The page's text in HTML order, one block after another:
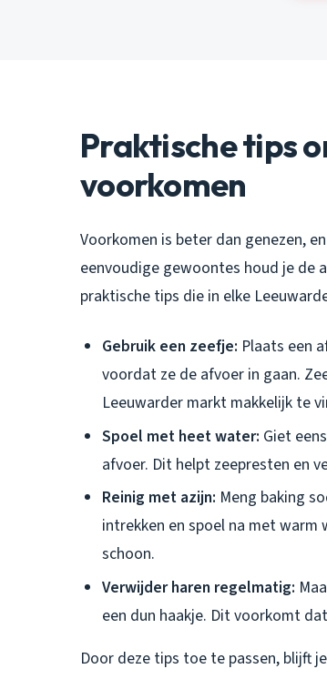
Praktische tips
voorkomen
Voorkomen is beter dan genezen,
eenvoudige gewoontes houd je de
praktische tips die in elke
Gebruik een zeefje: Plaats een
voordat ze de afvoer in gaan.
Leeuwarder markt makkelijk te
Spoel met heet water: Giet
afvoer. Dit helpt zeepresten en
Reinig met azijn: Meng baking
intrekken en spoel na met
schoon.
Verwijder haren regelmatig:
een dun haakje. Dit voorkomt
Door deze tips toe te passen, blijft